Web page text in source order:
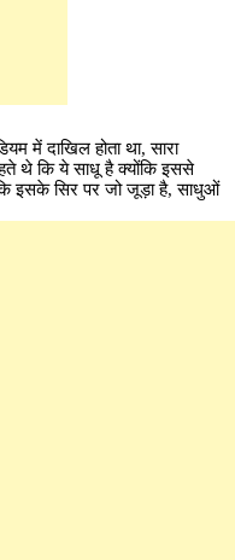
में दाखिल होता था, सारा
थे कि ये साधू है क्योंकि इससे
इसके सिर पर जो जूड़ा है, साधुओं